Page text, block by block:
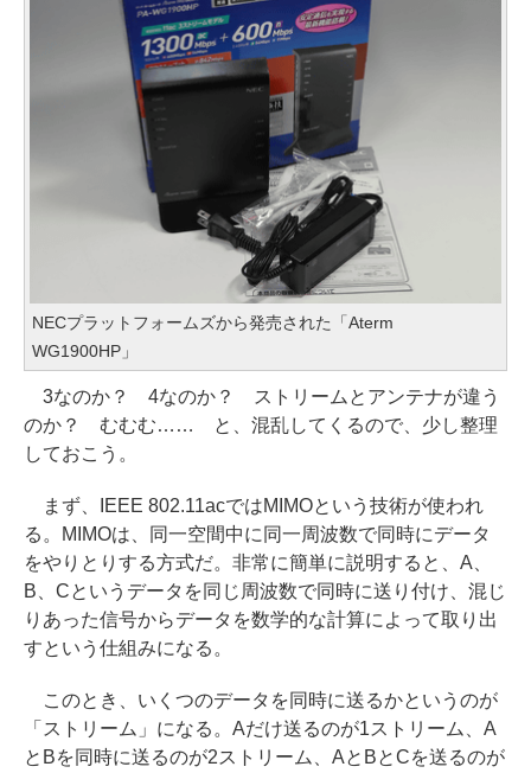
NECプラットフォームズから発売された「Aterm
WG1900HP」
3なのか？ 4なのか？ ストリームとアンテナが違う
のか？ むむむ…… と、混乱してくるので、少し整理
しておこう。
まず、IEEE 802.11acではMIMOという技術が使われ
る。MIMOは、同一空間中に同一周波数で同時にデータ
をやりとりする方式だ。非常に簡単に説明すると、A、
B、Cというデータを同じ周波数で同時に送り付け、混じ
りあった信号からデータを数学的な計算によって取り出
すという仕組みになる。
このとき、いくつのデータを同時に送るかというのが
「ストリーム」になる。Aだけ送るのが1ストリーム、A
とBを同時に送るのが2ストリーム、AとBとCを送るのが